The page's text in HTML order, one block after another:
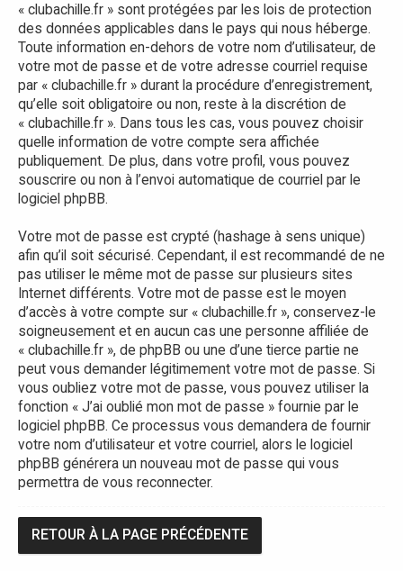
« clubachille.fr » sont protégées par les lois de protection
des données applicables dans le pays qui nous héberge.
Toute information en-dehors de votre nom d’utilisateur, de
votre mot de passe et de votre adresse courriel requise
par « clubachille.fr » durant la procédure d’enregistrement,
qu’elle soit obligatoire ou non, reste à la discrétion de
« clubachille.fr ». Dans tous les cas, vous pouvez choisir
quelle information de votre compte sera affichée
publiquement. De plus, dans votre profil, vous pouvez
souscrire ou non à l’envoi automatique de courriel par le
logiciel phpBB.
Votre mot de passe est crypté (hashage à sens unique)
afin qu’il soit sécurisé. Cependant, il est recommandé de ne
pas utiliser le même mot de passe sur plusieurs sites
Internet différents. Votre mot de passe est le moyen
d’accès à votre compte sur « clubachille.fr », conservez-le
soigneusement et en aucun cas une personne affiliée de
« clubachille.fr », de phpBB ou une d’une tierce partie ne
peut vous demander légitimement votre mot de passe. Si
vous oubliez votre mot de passe, vous pouvez utiliser la
fonction « J’ai oublié mon mot de passe » fournie par le
logiciel phpBB. Ce processus vous demandera de fournir
votre nom d’utilisateur et votre courriel, alors le logiciel
phpBB générera un nouveau mot de passe qui vous
permettra de vous reconnecter.
RETOUR À LA PAGE PRÉCÉDENTE